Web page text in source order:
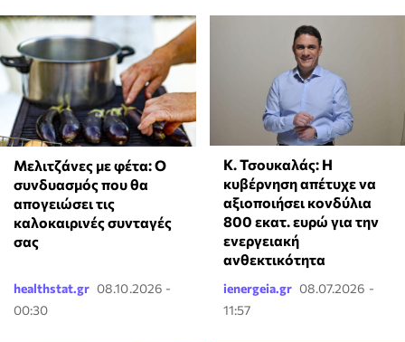
Μελιτζάνες με φέτα: Ο
συνδυασμός που θα
απογειώσει τις
καλοκαιρινές συνταγές
σας
healthstat.gr 08.10.2026 -
00:30
Κ. Τσουκαλάς: Η
κυβέρνηση απέτυχε να
αξιοποιήσει κονδύλια
800 εκατ. ευρώ για την
ενεργειακή
ανθεκτικότητα
ienergeia.gr 08.07.2026 -
11:57